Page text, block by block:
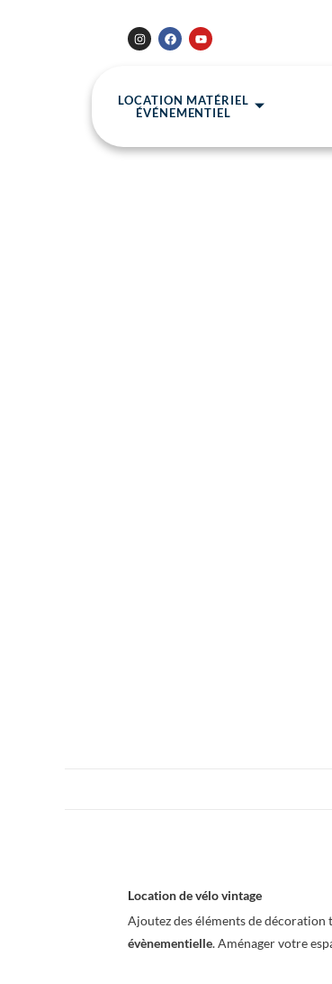
LOCATION MATÉRIEL
ÉVÉNEMENTIEL
Location de vélo vintage
Ajoutez des éléments de décoration
évènementielle. Aménager votre